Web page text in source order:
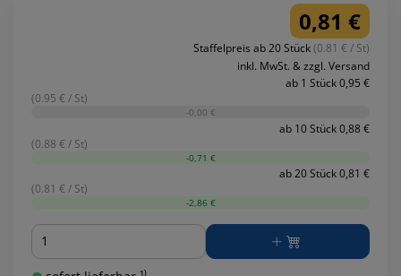
0,81 €
Staffelpreis ab 20 Stück(0.81 € / St)
inkl. MwSt. & zzgl. Versand
ab 1 Stück 0,95 €
(0.95 € / St)
-0,00 €
ab 10 Stück 0,88 €
(0.88 € / St)
-0,71 €
ab 20 Stück 0,81 €
(0.81 € / St)
-2,86 €
Menge